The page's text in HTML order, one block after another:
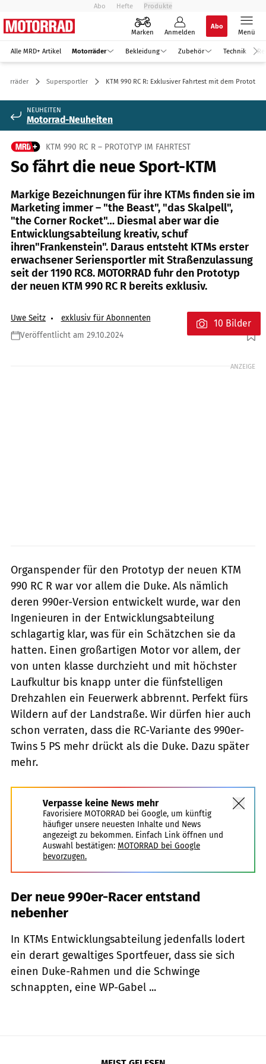
Abo Hefte Produkte
Marken Anmelden
Abo
Menü
Alle MRD+ Artikel Motorräder Bekleidung Zubehör Technik
Supersportler KTM 990 RC R: Exklusiver Fahrtest mit dem Prototyp
NEUHEITEN
Motorrad-Neuheiten
KTM 990 RC R – PROTOTYP IM FAHRTEST
So fährt die neue Sport-KTM
Markige Bezeichnungen für ihre KTMs finden sie im
Marketing immer – "the Beast", "das Skalpell",
"the Corner Rocket"… Diesmal aber war die
Entwicklungsabteilung kreativ, schuf
ihren"Frankenstein". Daraus entsteht KTMs erster
erwachsener Seriensportler mit Straßenzulassung
seit der 1190 RC8. MOTORRAD fuhr den Prototyp
der neuen KTM 990 RC R bereits exklusiv.
Uwe Seitz
exklusiv für Abonnenten
Veröffentlicht am 29.10.2024
Foto: KTM
10 Bilder
ANZEIGE
Organspender für den Prototyp der neuen KTM
990 RC R war vor allem die Duke. Als nämlich
deren 990er-Version entwickelt wurde, war den
Ingenieuren in der Entwicklungsabteilung
schlagartig klar, was für ein Schätzchen sie da
hatten. Einen großartigen Motor vor allem, der
von unten klasse durchzieht und mit höchster
Laufkultur bis knapp unter die fünfstelligen
Drehzahlen ein Feuerwerk abbrennt. Perfekt fürs
Wildern auf der Landstraße. Wir dürfen hier auch
schon verraten, dass die RC-Variante des 990er-
Twins 5 PS mehr drückt als die Duke. Dazu später
mehr.
Verpasse keine News mehr
Favorisiere MOTORRAD bei Google, um künftig
häufiger unsere neuesten Inhalte und News
angezeigt zu bekommen. Einfach Link öffnen und
Auswahl bestätigen: MOTORRAD bei Google
bevorzugen.
Der neue 990er-Racer entstand
nebenher
In KTMs Entwicklungsabteilung jedenfalls lodert
ein derart gewaltiges Sportfeuer, dass sie sich
einen Duke-Rahmen und die Schwinge
schnappten, eine WP-Gabel ...